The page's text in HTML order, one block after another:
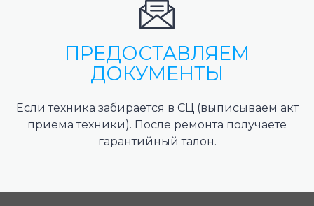
ПРЕДОСТАВЛЯЕМ
ДОКУМЕНТЫ
Если техника забирается в СЦ (выписываем акт
приема техники). После ремонта получаете
гарантийный талон.